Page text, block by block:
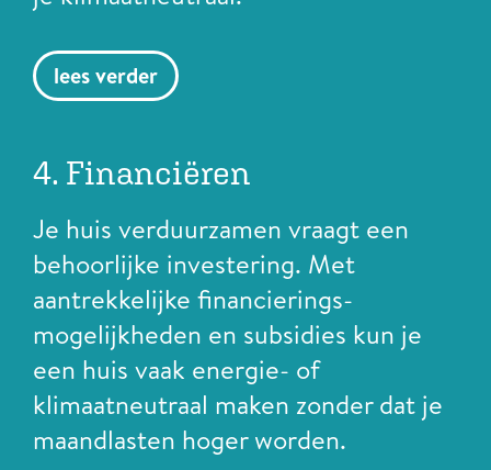
lees verder
4. Financiëren
Je huis verduurzamen vraagt een
behoorlijke investering. Met
aantrekkelijke financierings­
mogelijkheden en subsidies kun je
een huis vaak energie- of
klimaatneutraal maken zonder dat je
maandlasten hoger worden.